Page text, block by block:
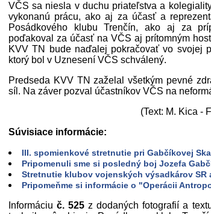
VČS sa niesla v duchu priateľstva a
vykonanú prácu, ako aj za účasť a
Posádkového klubu Trenčín, ako aj za
poďakoval za účasť na VČS aj prítomným
KVV TN bude naďalej pokračovať vo svojej
ktorý bol v Uznesení VČS schválený.
Predseda KVV TN zaželal všetkým pevné
síl. Na záver pozval účastníkov VČS na
(Text: M. Kica -
Súvisiace informácie:
III. spomienkové stretnutie pri Gabčíkovej
Pripomenuli sme si posledný boj Jozefa
Stretnutie klubov vojenských výsadkárov SR
Pripomeňme si informácie o "Operácii
Informáciuč. 525 z dodaných fotografií a